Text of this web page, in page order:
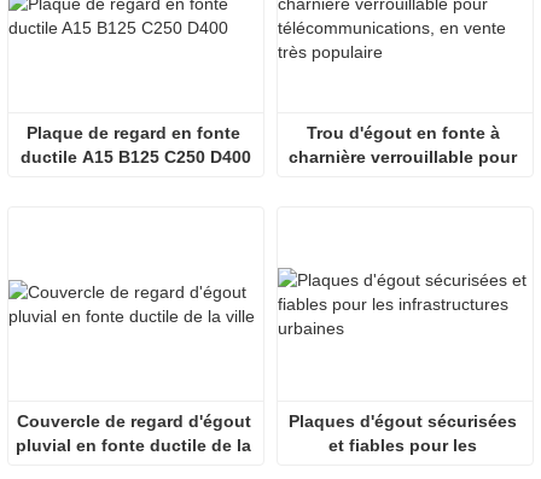
Plaque de regard en fonte
ductile A15 B125 C250 D400
Trou d'égout en fonte à
charnière verrouillable pour
Couvercle de regard d'égout
pluvial en fonte ductile de la
Plaques d'égout sécurisées
et fiables pour les